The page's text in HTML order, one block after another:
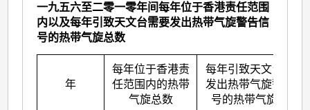
一九五六至二零一零年间每年位于香港责任范围
内以及每年引致天文台需要发出热带气旋警告信
号的热带气旋总数
年
每年位于香港责
任范围内的热带
气旋总数
每年引致天文台需要
发出热带气旋警告信
号的热带气旋总数